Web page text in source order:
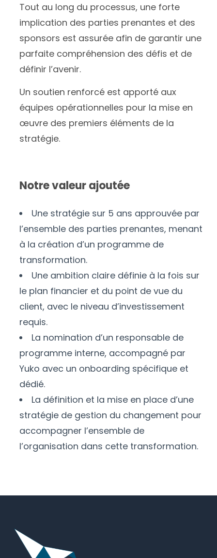
Tout au long du processus, une forte
implication des parties prenantes et des
sponsors est assurée afin de garantir une
parfaite compréhension des défis et de
définir l’avenir.
Un soutien renforcé est apporté aux
équipes opérationnelles pour la mise en
œuvre des premiers éléments de la
stratégie.
Notre valeur ajoutée
Une stratégie sur 5 ans approuvée par
l’ensemble des parties prenantes, menant
à la création d’un programme de
transformation.
Une ambition claire définie à la fois sur
le plan financier et du point de vue du
client, avec le niveau d’investissement
requis.
La nomination d’un responsable de
programme interne, accompagné par
Yuko avec un onboarding spécifique et
dédié.
La définition et la mise en place d’une
stratégie de gestion du changement pour
accompagner l’ensemble de
l’organisation dans cette transformation.